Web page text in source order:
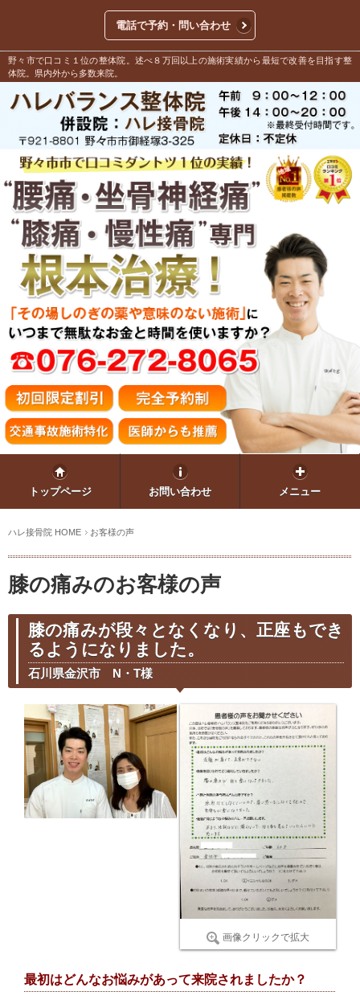
野々市で口コミ１位の整体院。述べ８万回以上の施術実績から最短で改善を目指す整
体院。県内外から多数来院。
トップページ お問い合わせ メニュー
ハレ接骨院 HOME お客様の声
膝の痛みのお客様の声
膝の痛みが段々となくなり、正座もでき
るようになりました。
石川県金沢市 N・T様
画像クリックで拡大
最初はどんなお悩みがあって来院されましたか？
電話で予約・問い合わせ